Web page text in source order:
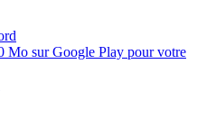
Mo sur Google Play pour votre